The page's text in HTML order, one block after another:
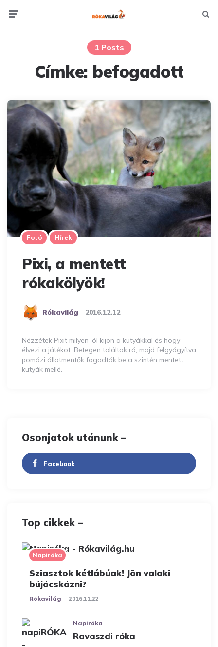
1 Posts
Címke: befogadott
Fotó Hírek
Pixi, a mentett
rókakölyök!
Posted
Rókavilág 2016.12.12
Nézzétek Pixit milyen jól kijön a kutyákkal és hogy
élvezi a játékot. Betegen találtak rá, majd felgyógyítva
pomázi állatmentők fogadták be a szintén mentett
kutyák mellé.
Osonjatok utánunk –
Facebook
Top cikkek –
Napiróka
Sziasztok kétlábúak! Jön valaki
bújócskázni?
Posted
Rókavilág 2016.11.22
Napiróka
Ravaszdi róka